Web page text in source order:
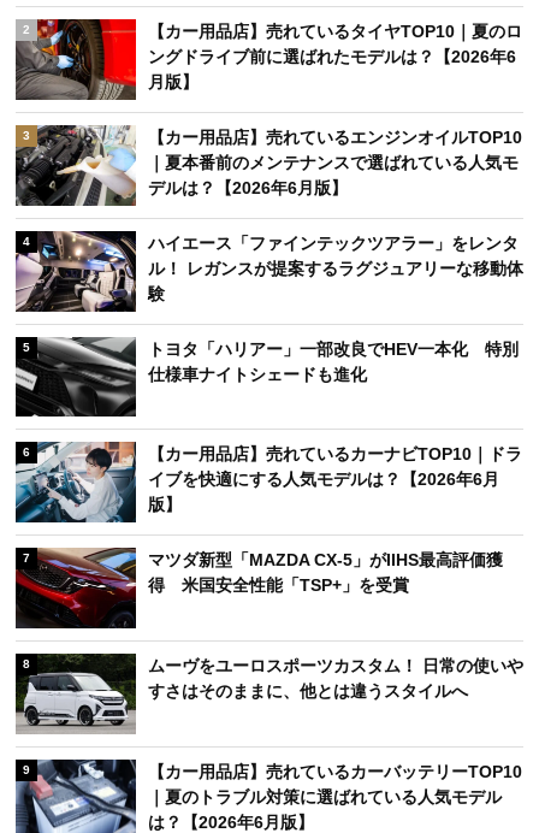
2
【カー用品店】売れているタイヤTOP10｜夏のロ
ングドライブ前に選ばれたモデルは？【2026年6
月版】
3
【カー用品店】売れているエンジンオイルTOP10
｜夏本番前のメンテナンスで選ばれている人気モ
デルは？【2026年6月版】
4
ハイエース「ファインテックツアラー」をレンタ
ル！ レガンスが提案するラグジュアリーな移動体
験
5
トヨタ「ハリアー」一部改良でHEV一本化 特別
仕様車ナイトシェードも進化
6
【カー用品店】売れているカーナビTOP10｜ドラ
イブを快適にする人気モデルは？【2026年6月
版】
7
マツダ新型「MAZDA CX-5」がIIHS最高評価獲
得 米国安全性能「TSP+」を受賞
8
ムーヴをユーロスポーツカスタム！ 日常の使いや
すさはそのままに、他とは違うスタイルへ
9
【カー用品店】売れているカーバッテリーTOP10
｜夏のトラブル対策に選ばれている人気モデル
は？【2026年6月版】